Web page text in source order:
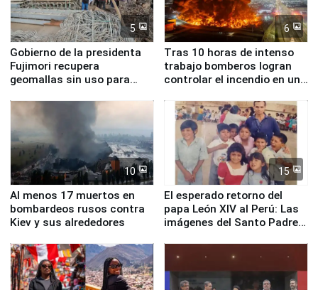
5
Gobierno de la presidenta
Fujimori recupera
geomallas sin uso para
Fenómeno El Niño
6
Tras 10 horas de intenso
trabajo bomberos logran
controlar el incendio en una
de Chile
10
Al menos 17 muertos en
bombardeos rusos contra
Kiev y sus alrededores
15
El esperado retorno del
papa León XIV al Perú: Las
imágenes del Santo Padre